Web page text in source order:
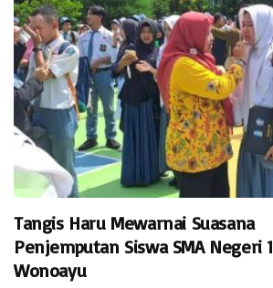
Tangis Haru Mewarnai Suasana
Penjemputan Siswa SMA Negeri 1
Wonoayu